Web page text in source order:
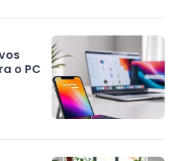
o PC